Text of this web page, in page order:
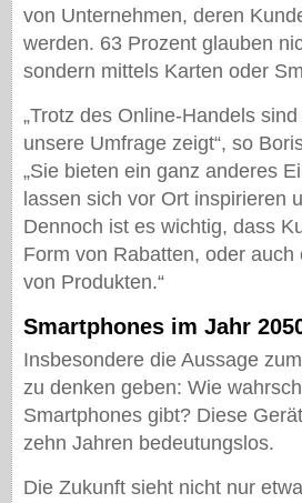
von Unternehmen, deren
werden. 63 Prozent glauben
sondern mittels Karten oder
„Trotz des Online-Handels
unsere Umfrage zeigt“, so
„Sie bieten ein ganz anderes
lassen sich vor Ort inspirieren
Dennoch ist es wichtig, dass
Form von Rabatten, oder
von Produkten.“
Smartphones im Jahr
Insbesondere die Aussage
zu denken geben: Wie
Smartphones gibt? Diese
zehn Jahren bedeutungslos.
Die Zukunft sieht nicht nur